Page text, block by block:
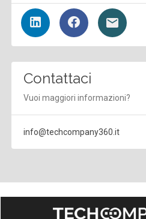
Contattaci
Vuoi maggiori informazioni?
info@techcompany360.it